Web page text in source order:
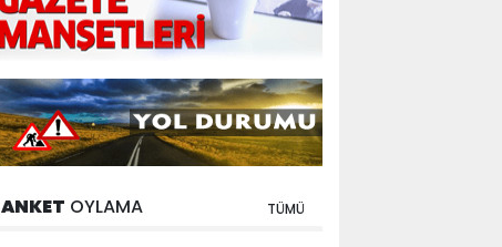
ANKET OYLAMA TÜMÜ